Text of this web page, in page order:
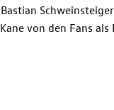
von den Fans